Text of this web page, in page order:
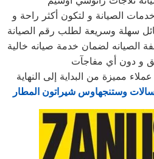
الصيانة و لتكون أكثر راحة و
سهلة وسريعة لطلب رقم الصيانة
الصيانه لضمان خدمة صيانه خالية
وستنجهاوس شيراتون المطار